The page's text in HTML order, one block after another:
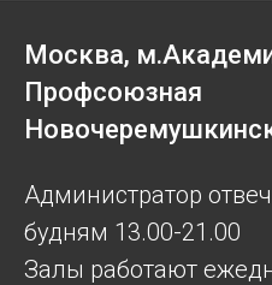
Москва,
Профсоюзная
Администратор
будням 13.00-21.00
Залы работают